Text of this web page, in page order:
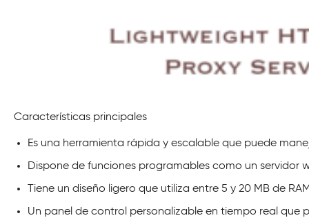
Características principales
Es una herramienta rápida y escalable que puede
Dispone de funciones programables como un servidor
Tiene un diseño ligero que utiliza entre 5 y 20 MB de
Un panel de control personalizable en tiempo real que